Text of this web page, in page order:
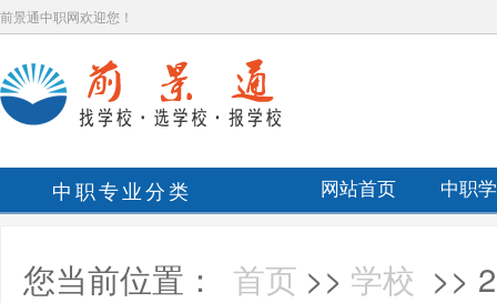
前景通中职网欢迎您！
中职专业分类 网站首页 中职
您当前位置： 首页 >> 学校 >>